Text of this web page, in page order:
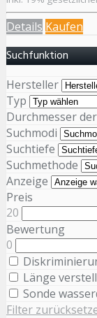
Details Kaufen
Suchfunktion
Hersteller
Typ
Durchmesser
Suchmodi
Suchtiefe
Suchmethode
Anzeige
Preis
20
Bewertung
0
Länge
Sonde
Filter